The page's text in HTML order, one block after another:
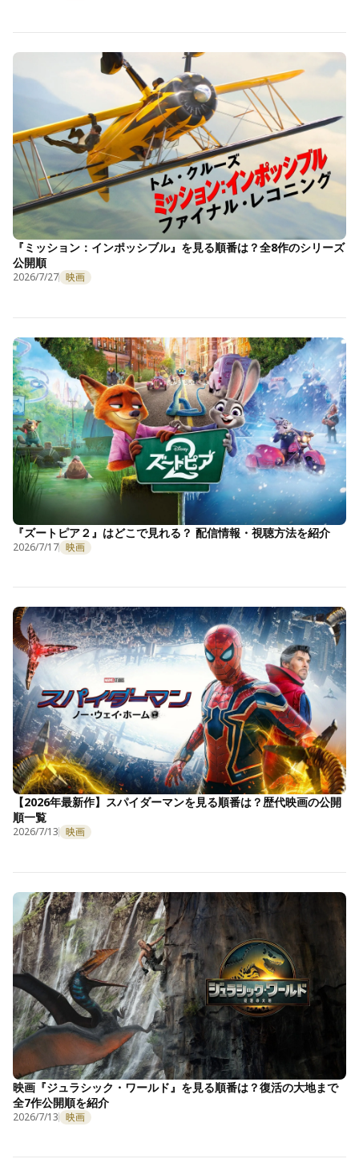
『ミッション：インポッシブル』を見る順番は？全8作のシリーズ
公開順
2026/7/27 映画
『ズートピア２』はどこで見れる？ 配信情報・視聴方法を紹介
2026/7/17 映画
【2026年最新作】スパイダーマンを見る順番は？歴代映画の公開
順一覧
2026/7/13 映画
映画『ジュラシック・ワールド』を見る順番は？復活の大地まで
全7作公開順を紹介
2026/7/13 映画